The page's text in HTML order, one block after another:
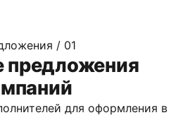
/ 01
предложения
для оформления в